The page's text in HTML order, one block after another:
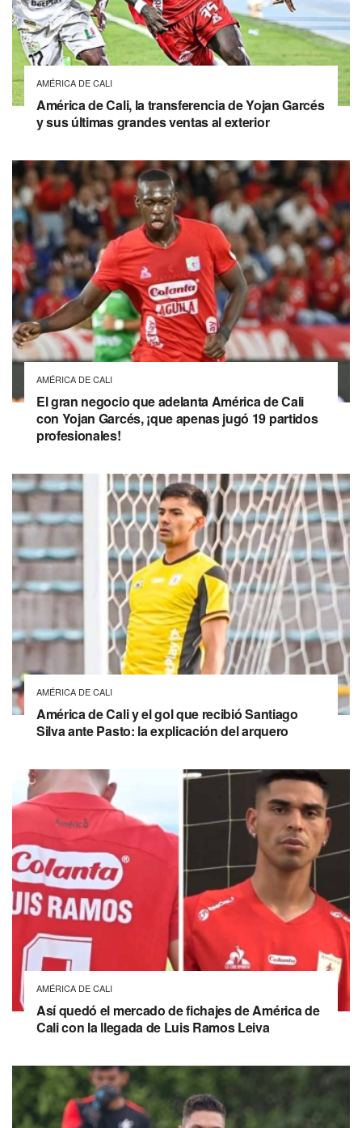
AMÉRICA DE CALI
América de Cali, la transferencia de Yojan Garcés
y sus últimas grandes ventas al exterior
AMÉRICA DE CALI
El gran negocio que adelanta América de Cali
con Yojan Garcés, ¡que apenas jugó 19 partidos
profesionales!
AMÉRICA DE CALI
América de Cali y el gol que recibió Santiago
Silva ante Pasto: la explicación del arquero
AMÉRICA DE CALI
Así quedó el mercado de fichajes de América de
Cali con la llegada de Luis Ramos Leiva